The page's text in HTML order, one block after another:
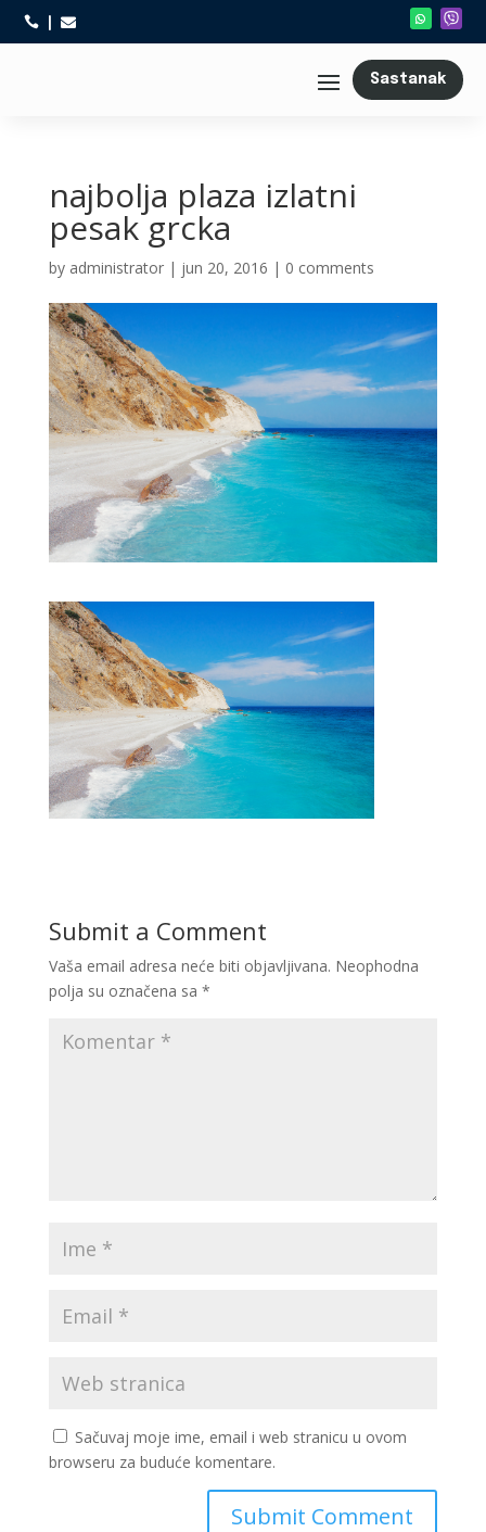
 
Sastanak
najbolja plaza izlatni
pesak grcka
by administrator| jun 20, 2016 | 0 comments
Submit a Comment
Vaša email adresa neće biti objavljivana. Neophodna
polja su označena sa *
Sačuvaj moje ime, email i web stranicu u ovom
browseru za buduće komentare.